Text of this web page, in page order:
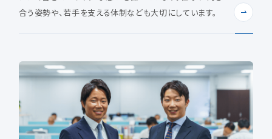
合う姿勢や、若手を支える体制なども大切にしています。